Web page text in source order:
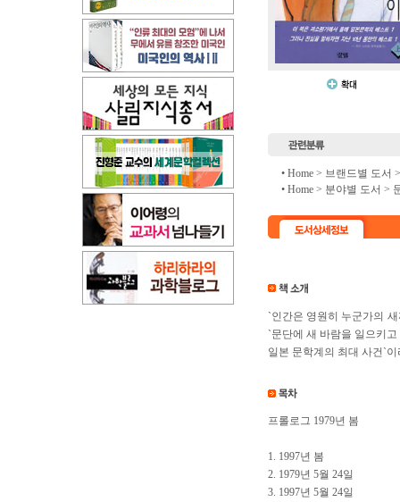
• Home > 브랜드별 도서
• Home > 분야별 도서 >
`인간은 영원히 누군가의
`문단에 새 바람을 일으키
일본 문학계의 최대 사건`
프롤로그 1979년 봄
1. 1997년 봄
2. 1979년 5월 24일
3. 1997년 5월 24일